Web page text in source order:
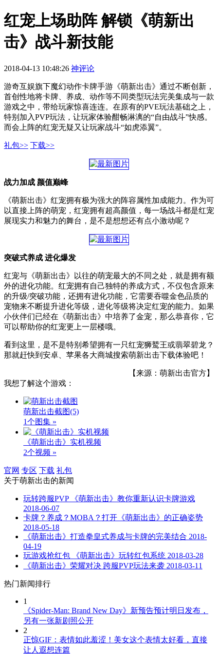
红宠上场助阵 解锁《萌新出
击》战斗新技能
2018-04-13 10:48:26 神评论
游奇互娱旗下魔幻动作卡牌手游《萌新出击》通过不断创新，
首创性地将卡牌、养成、动作等不同类型玩法完美集成与一款
游戏之中，带给玩家惊喜连连。在原有的PVE玩法基础之上，
特别加入PVP玩法，让玩家体验酣畅淋漓的“自由战斗”快感。
而会上阵的红宠无疑又让玩家战斗“如虎添翼”。
礼包>> 下载>>
战力加成 颜值巅峰
《萌新出击》红宠拥有极为强大的阵容属性加成能力。作为可
以直接上阵的萌宠，红宠拥有超高颜值，每一场战斗都是红宠
展现实力和魅力的舞台，是不是想想还有点小激动呢？
突破式养成 进化爆发
红宠与《萌新出击》以往的萌宠最大的不同之处，就是拥有额
外的进化功能。红宠拥有自己独特的养成方式，不仅包含原来
的升级/突破功能，还拥有进化功能，它需要吞噬金色品质的
宠物来不断提升进化等级，进化等级将决定红宠的能力。如果
小伙伴们已经在《萌新出击》中培养了金宠，那么恭喜你，它
可以帮助你的红宠更上一层楼哦。
看到这里，是不是特别希望拥有一只红宠狮鹫王或翡翠碧龙？
那就赶快到安卓、苹果各大商城搜索萌新出击下载体验吧！
【来源：萌新出击官方】
我想了解这个游戏：
萌新出击截图(5)
1个图集 »
《萌新出击》实机视频
2个视频 »
官网 专区 下载 礼包
关于萌新出击的新闻
玩转跨服PVP 《萌新出击》教你重新认识卡牌游戏
2018-06-07
卡牌？养成？MOBA？打开《萌新出击》的正确姿势
2018-05-18
《萌新出击》打造拳皇式养成与卡牌的完美结合 2018-
04-19
玩游戏抢红包 《萌新出击》玩转红包系统 2018-03-28
《萌新出击》荣耀对决 跨服PVP玩法来袭 2018-03-11
热门新闻排行
1
《Spider-Man: Brand New Day》新预告预计明日发布，
另有一张新剧照公开
2
正惊GIF：表情如此羞涩！美女这个表情太好看，直接
让人遐想连篇